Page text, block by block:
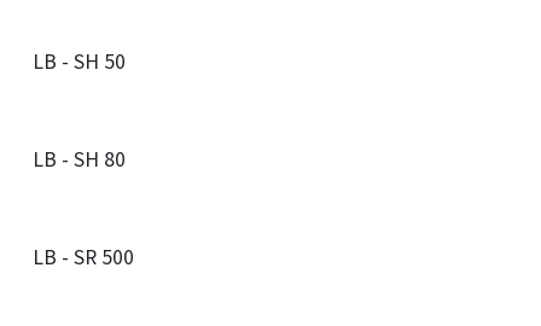
LB - SH 50
LB - SH 80
LB - SR 500